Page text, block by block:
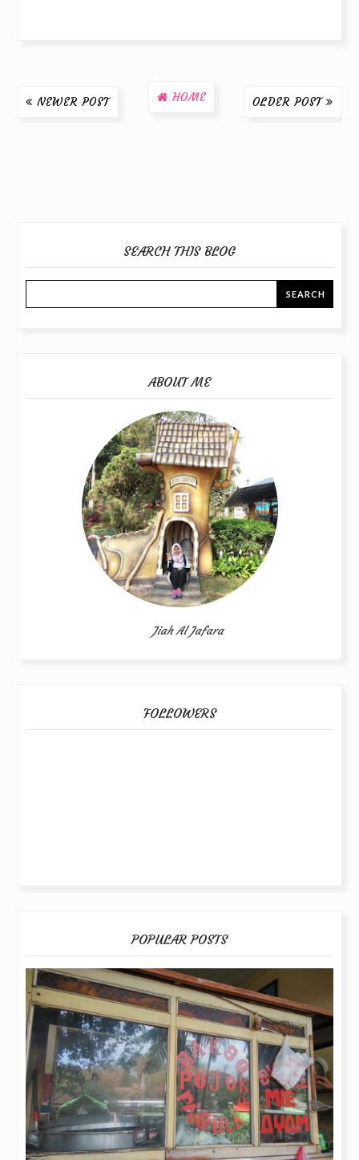
NEWER POST OLDER POST
HOME
SEARCH THIS BLOG
ABOUT ME
Jiah Al Jafara
FOLLOWERS
POPULAR POSTS